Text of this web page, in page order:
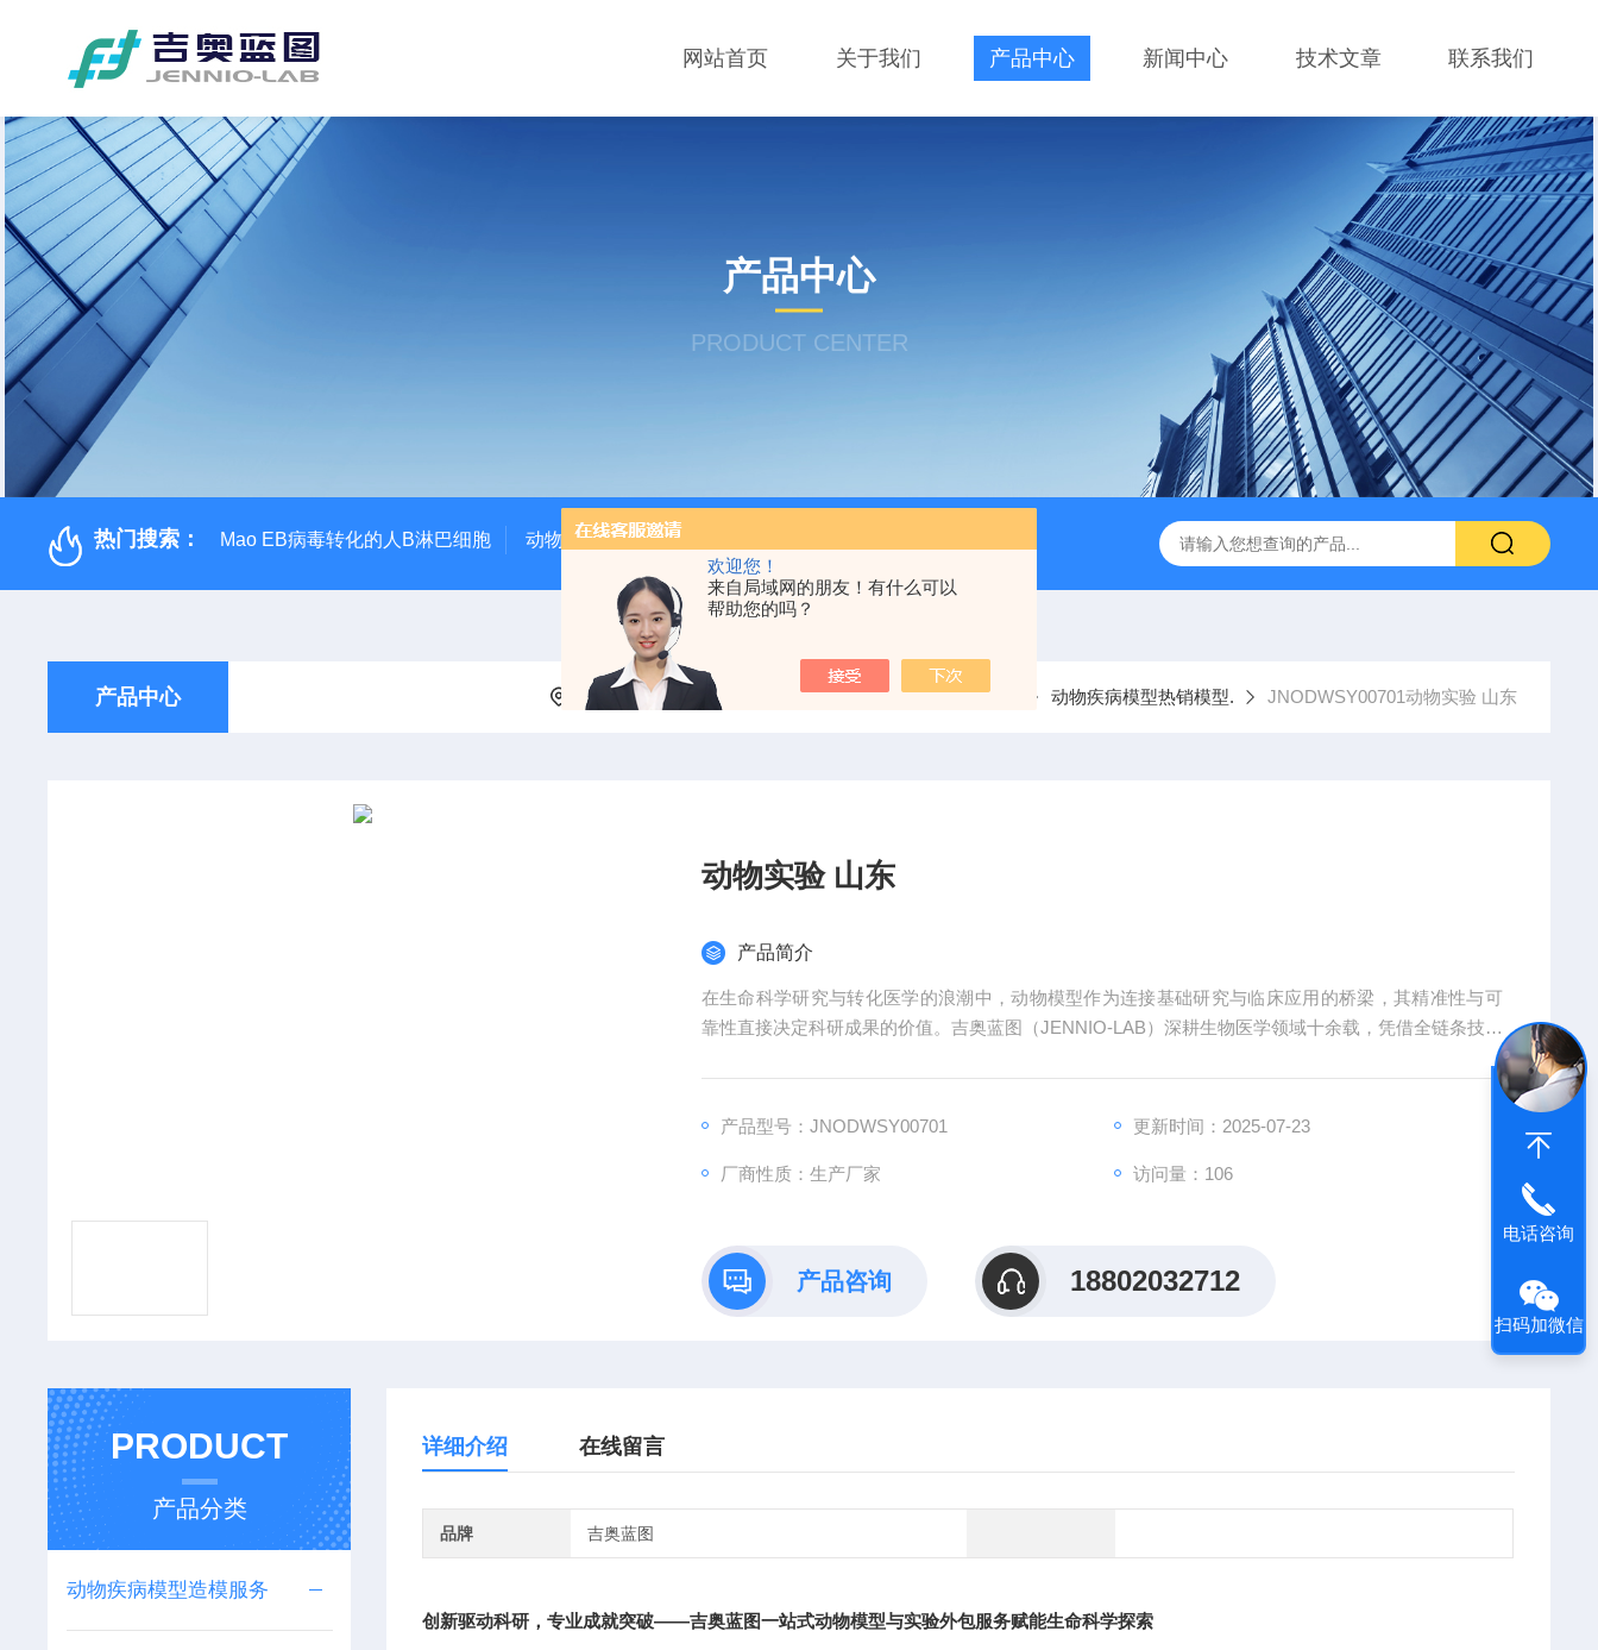
欢迎您！
来自局域网的朋友！有什么可以
帮助您的吗？
网站首页 关于我们 产品中心 新闻中心 技术文章 联系我们
产品中心
PRODUCT CENTER
热门搜索： Mao EB病毒转化的人B淋巴细胞 动物实验外包 北京 人源肿瘤组织异种移植（PDX）小鼠模型 流式实验外包
产品中心 当前位置：首页 产品中心 动物疾病模型造模服务 动物疾病模型热销模型. JNODWSY00701动物实验 山东
动物实验 山东
产品简介
在生命科学研究与转化医学的浪潮中，动物模型作为连接基础研究与临床应用的桥梁，其精准性与可
靠性直接决定科研成果的价值。吉奥蓝图（JENNIO-LAB）深耕生物医学领域十余载，凭借全链条技术
平台、专业化模型库与标准化服务体系，为全球科研机构、药企及医疗机构提供覆盖动物模型构建、
产品型号：JNODWSY00701
更新时间：2025-07-23
厂商性质：生产厂家 访问量：106
产品咨询 18802032712
PRODUCT
产品分类
动物疾病模型造模服务
详细介绍 在线留言
品牌 吉奥蓝图
创新驱动科研，专业成就突破——吉奥蓝图一站式动物模型与实验外包服务赋能生命科学探索
电话咨询
扫码加微信